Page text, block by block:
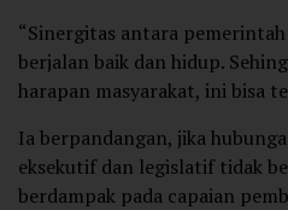
“Sinergitas antara
berjalan baik dan hidup.
harapan masyarakat, ini bisa
Ia berpandangan, jika
eksekutif dan legislatif tidak
berdampak pada capaian